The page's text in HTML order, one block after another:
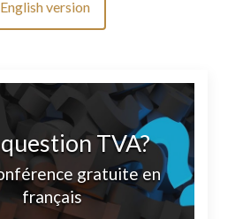
English version
TVA?
gratuite en
français